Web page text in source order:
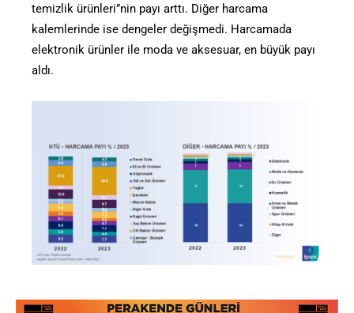
temizlik ürünleri”nin payı arttı. Diğer harcama
kalemlerinde ise dengeler değişmedi. Harcamada
elektronik ürünler ile moda ve aksesuar, en büyük payı
aldı.